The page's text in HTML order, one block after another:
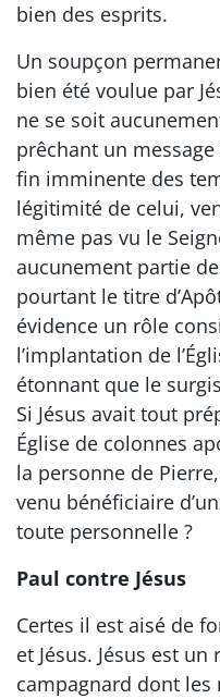
bien des esprits.
Un soupçon
bien été voulue par
ne se soit
prêchant un
fin imminente des
légitimité de celui,
même pas vu le
aucunement partie
pourtant le titre
évidence un rôle
l’implantation de
étonnant que le
Si Jésus avait tout
Église de colonnes
la personne de
venu bénéficiaire
toute personnelle ?
Paul contre Jésus
Certes il est aisé de
et Jésus. Jésus est
campagnard dont les